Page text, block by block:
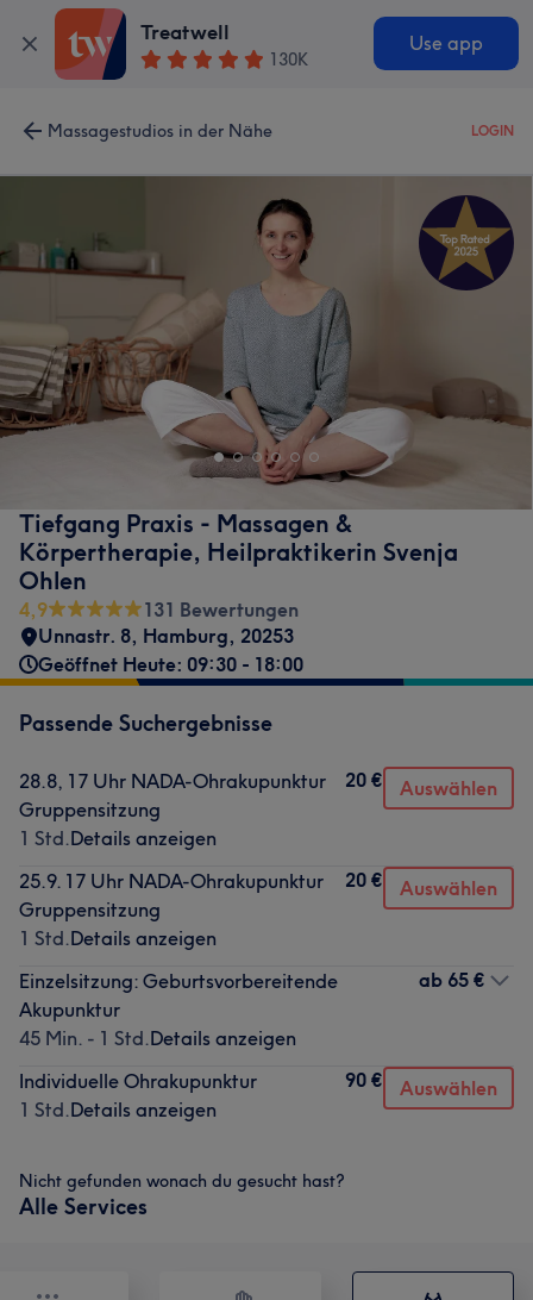
Treatwell
130K
Use app
Massagestudios in der Nähe LOGIN
Tiefgang Praxis - Massagen &
Körpertherapie, Heilpraktikerin Svenja
Ohlen
4,9
131 Bewertungen
Unnastr. 8, Hamburg, 20253
Geöffnet Heute: 09:30 - 18:00
Passende Suchergebnisse
28.8, 17 Uhr NADA-Ohrakupunktur
Gruppensitzung
1 Std.Details anzeigen
20 € Auswählen
25.9. 17 Uhr NADA-Ohrakupunktur
Gruppensitzung
1 Std.Details anzeigen
20 € Auswählen
Einzelsitzung: Geburtsvorbereitende
Akupunktur
45 Min. - 1 Std.Details anzeigen
ab 65 €
Individuelle Ohrakupunktur
1 Std.Details anzeigen
90 € Auswählen
Nicht gefunden wonach du gesucht hast?
Alle Services